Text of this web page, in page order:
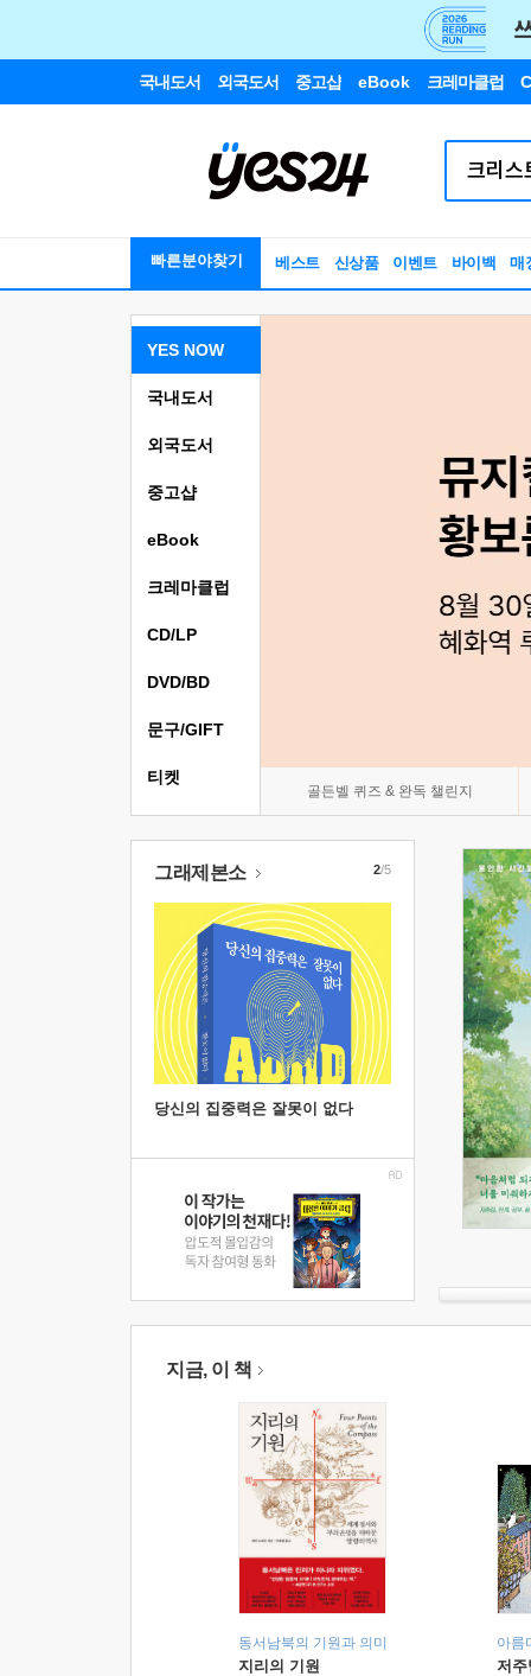
국내도서 외국도서 중고샵 eBook 크레마클럽
빠른분야찾기 베스트 신상품 이벤트 바이백 매
YES NOW
골든벨 퀴즈 & 완독 챌린지
국내도서
외국도서
중고샵
eBook
크레마클럽
CD/LP
DVD/BD
문구/GIFT
티켓
그래제본소
당신의 집중력은 잘못이 없다
2/5
지금, 이 책
동서남북의 기원과 의미
지리의 기원
아름
저